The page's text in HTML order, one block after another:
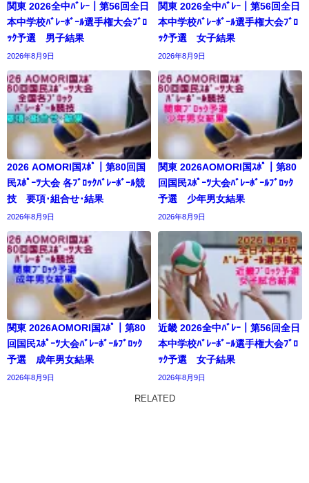
関東 2026全中ﾊﾞﾚｰ｜第56回全日
本中学校ﾊﾞﾚｰﾎﾞｰﾙ選手権大会ﾌﾞﾛ
ｯｸ予選 男子結果
2026年8月9日
関東 2026全中ﾊﾞﾚｰ｜第56回全日
本中学校ﾊﾞﾚｰﾎﾞｰﾙ選手権大会ﾌﾞﾛ
ｯｸ予選 女子結果
2026年8月9日
2026 AOMORI国ｽﾎﾟ｜第80回国
民ｽﾎﾟｰﾂ大会 各ﾌﾞﾛｯｸﾊﾞﾚｰﾎﾞｰﾙ競
技 要項･組合せ･結果
2026年8月9日
関東 2026AOMORI国ｽﾎﾟ｜第80
回国民ｽﾎﾟｰﾂ大会ﾊﾞﾚｰﾎﾞｰﾙﾌﾞﾛｯｸ
予選 少年男女結果
2026年8月9日
関東 2026AOMORI国ｽﾎﾟ｜第80
回国民ｽﾎﾟｰﾂ大会ﾊﾞﾚｰﾎﾞｰﾙﾌﾞﾛｯｸ
予選 成年男女結果
2026年8月9日
近畿 2026全中ﾊﾞﾚｰ｜第56回全日
本中学校ﾊﾞﾚｰﾎﾞｰﾙ選手権大会ﾌﾞﾛ
ｯｸ予選 女子結果
2026年8月9日
RELATED